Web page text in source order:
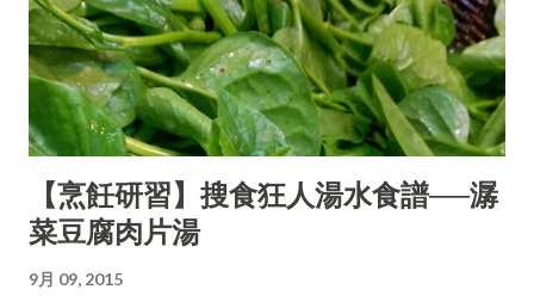
【烹飪研習】搜食狂人湯水食譜──潺
菜豆腐肉片湯
9月 09, 2015